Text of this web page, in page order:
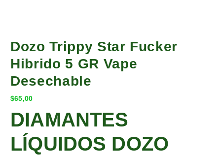
Dozo Trippy Star Fucker
Hibrido 5 GR Vape
Desechable
$65,00
DIAMANTES
LÍQUIDOS DOZO